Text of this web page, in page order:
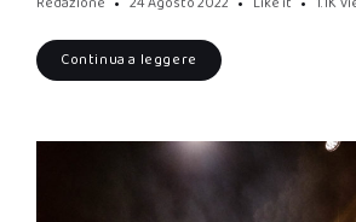
Continua a leggere